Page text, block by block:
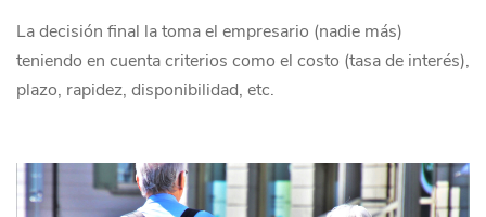
La decisión final la toma el empresario (nadie más)
teniendo en cuenta criterios como el costo (tasa de interés),
plazo, rapidez, disponibilidad, etc.